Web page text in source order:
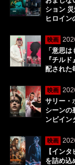
ション
ヒロイン
映画
「意思
『チル
配された
映画
サリー・
シーンの
ンビイン
映画
【イン
を詰め